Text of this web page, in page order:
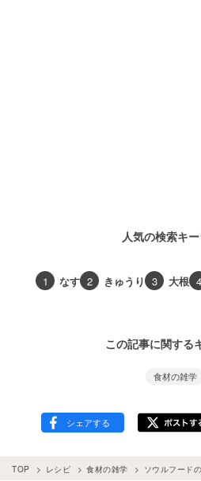
人気の検索キ
1 なす 2 きゅうり 3 大根 4
この記事に関する
食材の雑学
TOP レシピ 食材の雑学 ソウルフード